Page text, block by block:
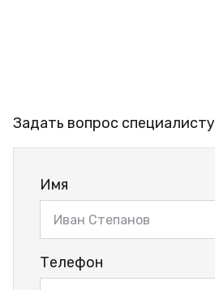
Задать вопрос специалисту
Имя
Телефон